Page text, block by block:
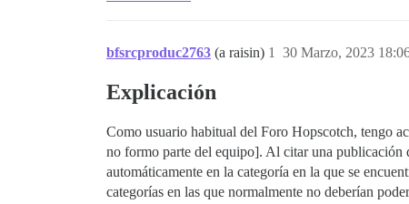
bfsrcproduc2763 (a raisin) 30 Marzo, 2023
1
Explicación
Como usuario habitual del Foro Hopscotch, tengo
no formo parte del equipo]. Al citar una publicación
automáticamente en la categoría en la que se
categorías en las que normalmente no deberían